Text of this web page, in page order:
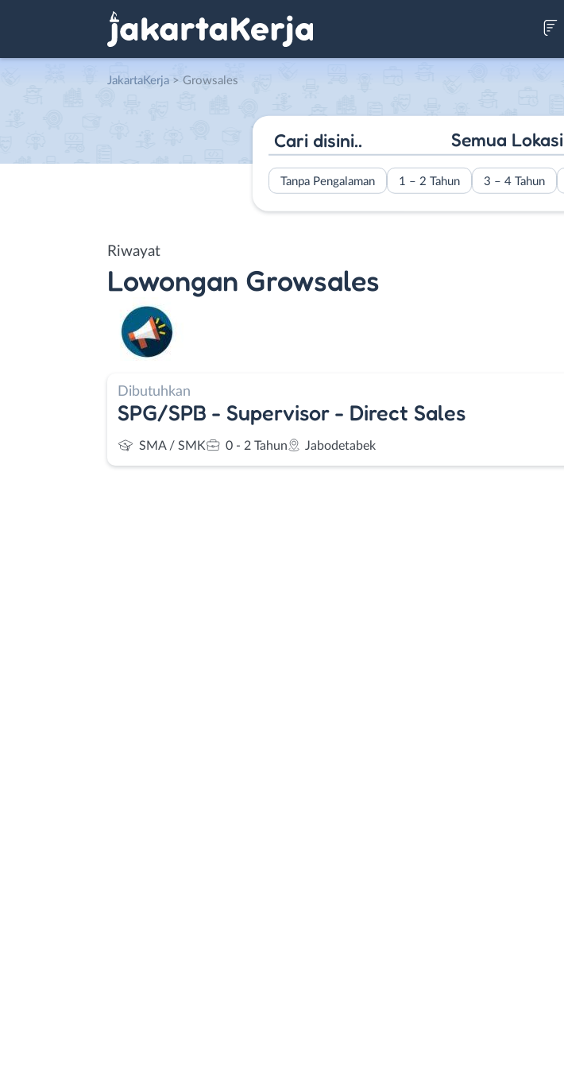
JakartaKerja > Growsales
Semua Lokasi
Tanpa Pengalaman 1 – 2 Tahun 3 – 4 Tahun
Riwayat
Lowongan Growsales
Dibutuhkan
SPG/SPB - Supervisor - Direct Sales
SMA / SMK 0 - 2 Tahun Jabodetabek